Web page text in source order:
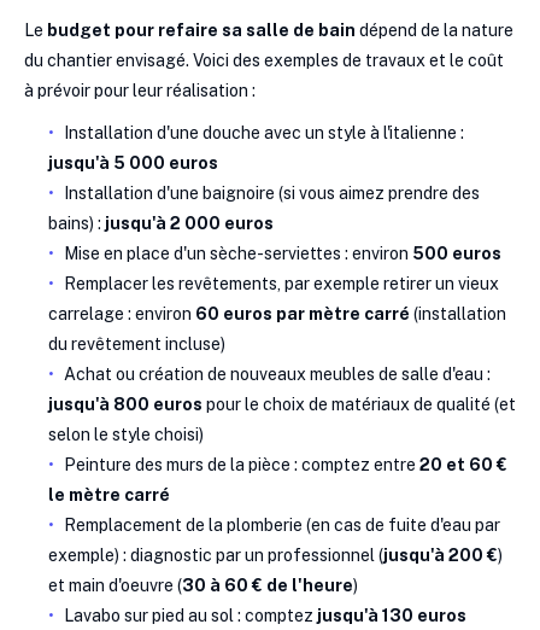
Le budget pour refaire sa salle de bain dépend de la nature
du chantier envisagé. Voici des exemples de travaux et le coût
à prévoir pour leur réalisation :
Installation d'une douche avec un style à l'italienne :
jusqu'à 5 000 euros
Installation d'une baignoire (si vous aimez prendre des
bains) : jusqu'à 2 000 euros
Mise en place d'un sèche-serviettes : environ 500 euros
Remplacer les revêtements, par exemple retirer un vieux
carrelage : environ 60 euros par mètre carré (installation
du revêtement incluse)
Achat ou création de nouveaux meubles de salle d'eau :
jusqu'à 800 euros pour le choix de matériaux de qualité (et
selon le style choisi)
Peinture des murs de la pièce : comptez entre 20 et 60 €
le mètre carré
Remplacement de la plomberie (en cas de fuite d'eau par
exemple) : diagnostic par un professionnel (jusqu'à 200 €)
et main d'oeuvre (30 à 60 € de l'heure)
Lavabo sur pied au sol : comptez jusqu'à 130 euros